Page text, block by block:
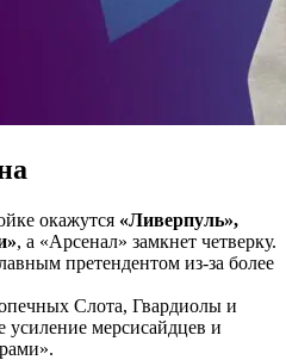
окажутся «Ливерпуль»,
, а «Арсенал» замкнет четверку.
претендентом из-за более
Слота, Гвардиолы и
мерсисайдцев и